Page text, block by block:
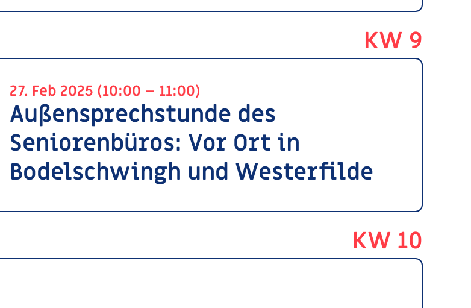
KW 9
27. Feb 2025 (10:00 – 11:00)
Außensprechstunde des
Seniorenbüros: Vor Ort in
Bodelschwingh und Westerfilde
KW 10